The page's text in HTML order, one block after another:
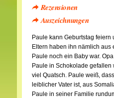
Rezensionen
Auszeichnungen
Paule kann Geburtstag feiern
Eltern haben ihn nämlich aus
Paule noch ein Baby war.
Paule in Schokolade gefallen
viel Quatsch. Paule weiß,
leiblicher Vater ist, aus
Paule in seiner Familie